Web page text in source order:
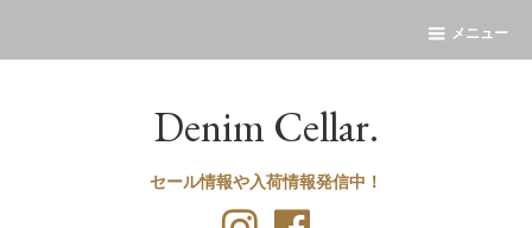
メニュー
Denim Cellar.
セール情報や入荷情報発信中！